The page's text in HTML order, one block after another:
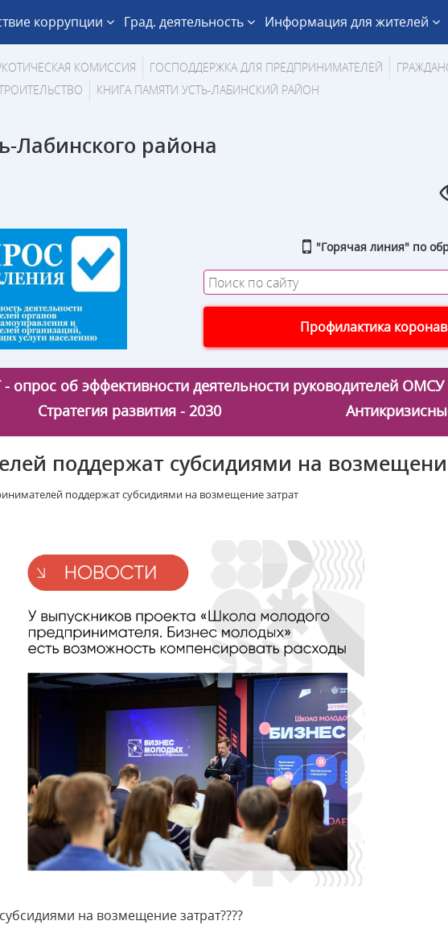
коррупции Град. деятельность Информация для жителей
КОМИССИЯ ГОСПОДДЕРЖКА ДЛЯ ПРЕДПРИНИМАТЕЛЕЙ
КНИГА ПАМЯТИ УСТЬ-ЛАБИНСКИЙ РАЙОН
Лабинского района
"Горячая линия" по
Профилактика
- опрос об эффективности деятельности руководителей ОМСУ
Стратегия развития - 2030
поддержат субсидиями на
поддержат субсидиями на возмещение затрат
на возмещение затрат????